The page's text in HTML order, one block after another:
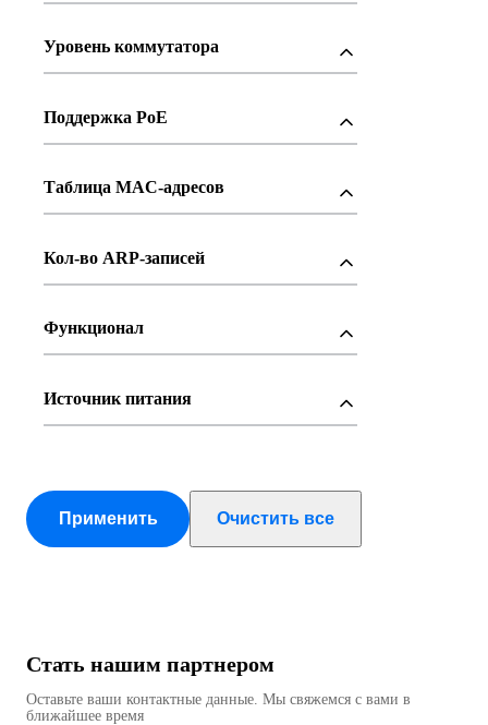
Уровень коммутатора
Поддержка PoE
Таблица MAC-адресов
Кол-во ARP-записей
Функционал
Источник питания
Производительность, Гбит/с
Применить Очистить все
Стать нашим партнером
Оставьте ваши контактные данные. Мы свяжемся с вами в
ближайшее время